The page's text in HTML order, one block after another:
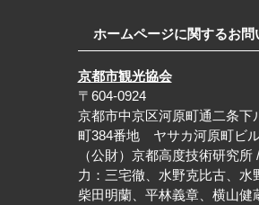
ホームページに関するお問
京都市観光協会
〒604-0924
京都市中京区河原町通二条下
町384番地 ヤサカ河原町ビ
（公財）京都高度技術研究所
力：三宅徹、水野克比古、水
柴田明蘭、平林義章、横山